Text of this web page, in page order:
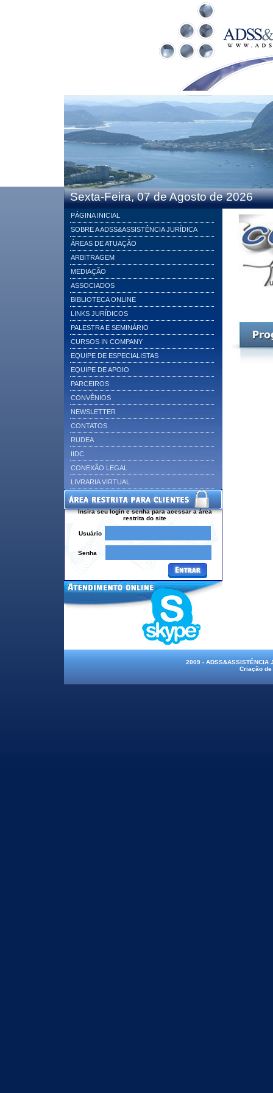
Sexta-Feira, 07 de Agosto de 2026
PÁGINA INICIAL
SOBRE A ADSS&ASSISTÊNCIA JURÍDICA
ÁREAS DE ATUAÇÃO
ARBITRAGEM
MEDIAÇÃO
ASSOCIADOS
BIBLIOTECA ONLINE
LINKS JURÍDICOS
PALESTRA E SEMINÁRIO
CURSOS IN COMPANY
EQUIPE DE ESPECIALISTAS
EQUIPE DE APOIO
PARCEIROS
CONVÊNIOS
NEWSLETTER
CONTATOS
RUDEA
IIDC
CONEXÃO LEGAL
LIVRARIA VIRTUAL
Insira seu login e senha para acessar a área
restrita do site
Usuário
Senha
2009 - ADSS&ASSISTÊNCIA
Criação